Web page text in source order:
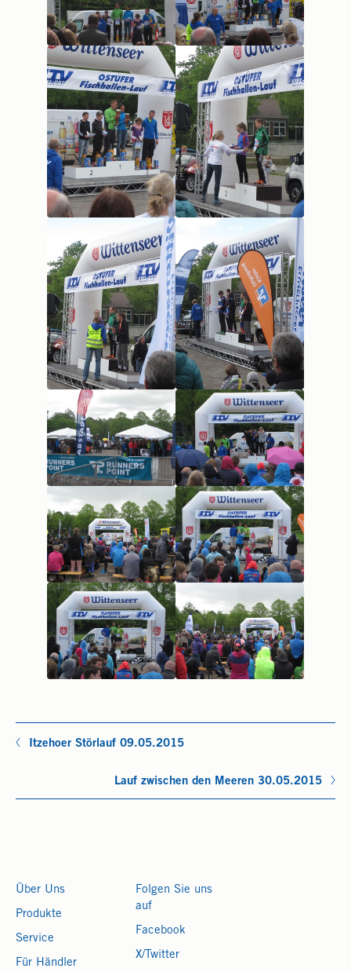
Itzehoer Störlauf 09.05.2015
Lauf zwischen den Meeren 30.05.2015
Über Uns
Produkte
Service
Für Händler
Folgen Sie uns
auf
Facebook
X/Twitter